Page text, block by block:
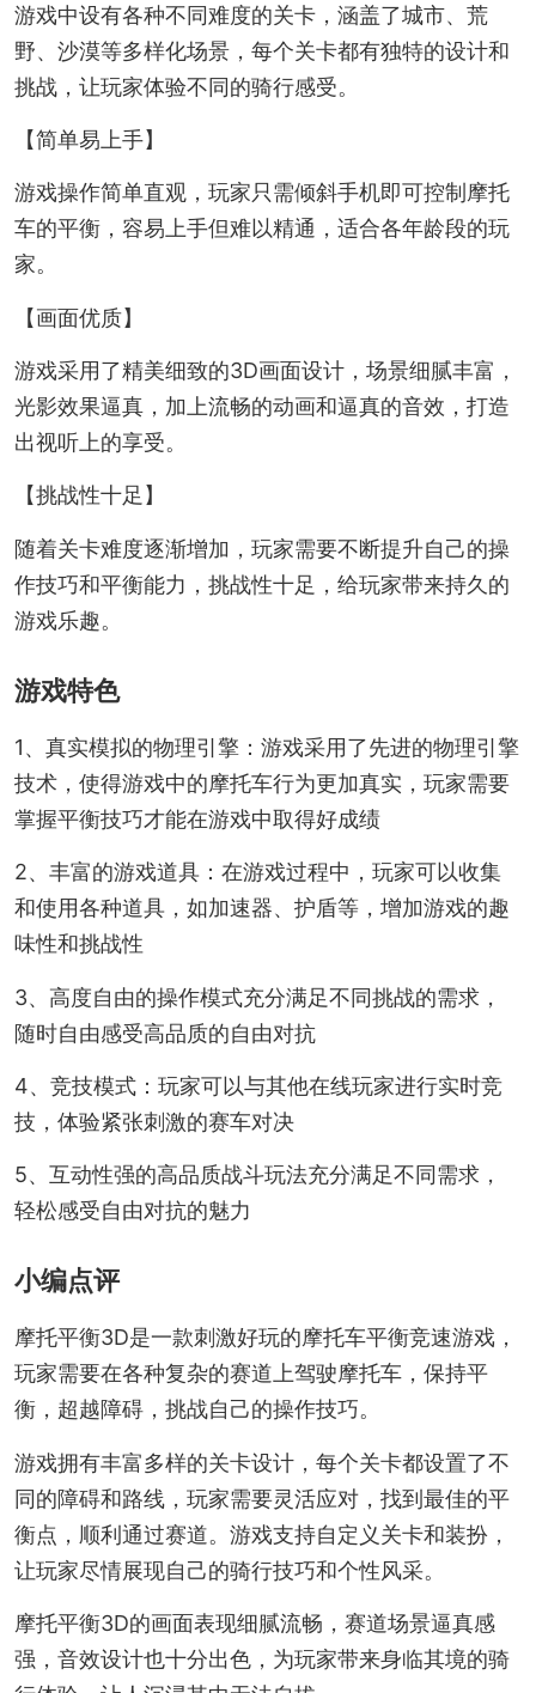
游戏中设有各种不同难度的关卡，涵盖了城市、荒
野、沙漠等多样化场景，每个关卡都有独特的设计和
挑战，让玩家体验不同的骑行感受。
【简单易上手】
游戏操作简单直观，玩家只需倾斜手机即可控制摩托
车的平衡，容易上手但难以精通，适合各年龄段的玩
家。
【画面优质】
游戏采用了精美细致的3D画面设计，场景细腻丰富，
光影效果逼真，加上流畅的动画和逼真的音效，打造
出视听上的享受。
【挑战性十足】
随着关卡难度逐渐增加，玩家需要不断提升自己的操
作技巧和平衡能力，挑战性十足，给玩家带来持久的
游戏乐趣。
游戏特色
1、真实模拟的物理引擎：游戏采用了先进的物理引擎
技术，使得游戏中的摩托车行为更加真实，玩家需要
掌握平衡技巧才能在游戏中取得好成绩
2、丰富的游戏道具：在游戏过程中，玩家可以收集
和使用各种道具，如加速器、护盾等，增加游戏的趣
味性和挑战性
3、高度自由的操作模式充分满足不同挑战的需求，
随时自由感受高品质的自由对抗
4、竞技模式：玩家可以与其他在线玩家进行实时竞
技，体验紧张刺激的赛车对决
5、互动性强的高品质战斗玩法充分满足不同需求，
轻松感受自由对抗的魅力
小编点评
摩托平衡3D是一款刺激好玩的摩托车平衡竞速游戏，
玩家需要在各种复杂的赛道上驾驶摩托车，保持平
衡，超越障碍，挑战自己的操作技巧。
游戏拥有丰富多样的关卡设计，每个关卡都设置了不
同的障碍和路线，玩家需要灵活应对，找到最佳的平
衡点，顺利通过赛道。游戏支持自定义关卡和装扮，
让玩家尽情展现自己的骑行技巧和个性风采。
摩托平衡3D的画面表现细腻流畅，赛道场景逼真感
强，音效设计也十分出色，为玩家带来身临其境的骑